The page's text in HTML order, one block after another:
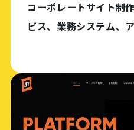
コーポレートサイト制
ビス、業務システム、
要件定義・サイト設計